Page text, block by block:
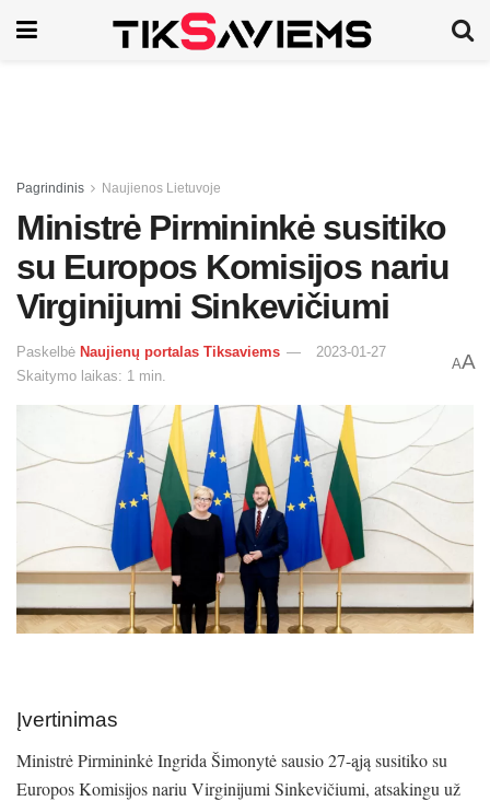
Pagrindinis Naujienos Lietuvoje
Ministrė Pirmininkė susitiko
su Europos Komisijos nariu
Virginijumi Sinkevičiumi
Paskelbė Naujienų portalas Tiksaviems
2023-01-27
Skaitymo laikas: 1 min.
AA
Įvertinimas
Ministrė Pirmininkė Ingrida Šimonytė sausio 27-ąją susitiko su
Europos Komisijos nariu Virginijumi Sinkevičiumi, atsakingu už